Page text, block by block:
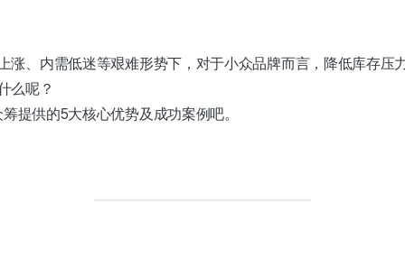
涨、内需低迷等艰难形势下，对于小众品牌而言，降低库存压
么呢？
提供的5大核心优势及成功案例吧。